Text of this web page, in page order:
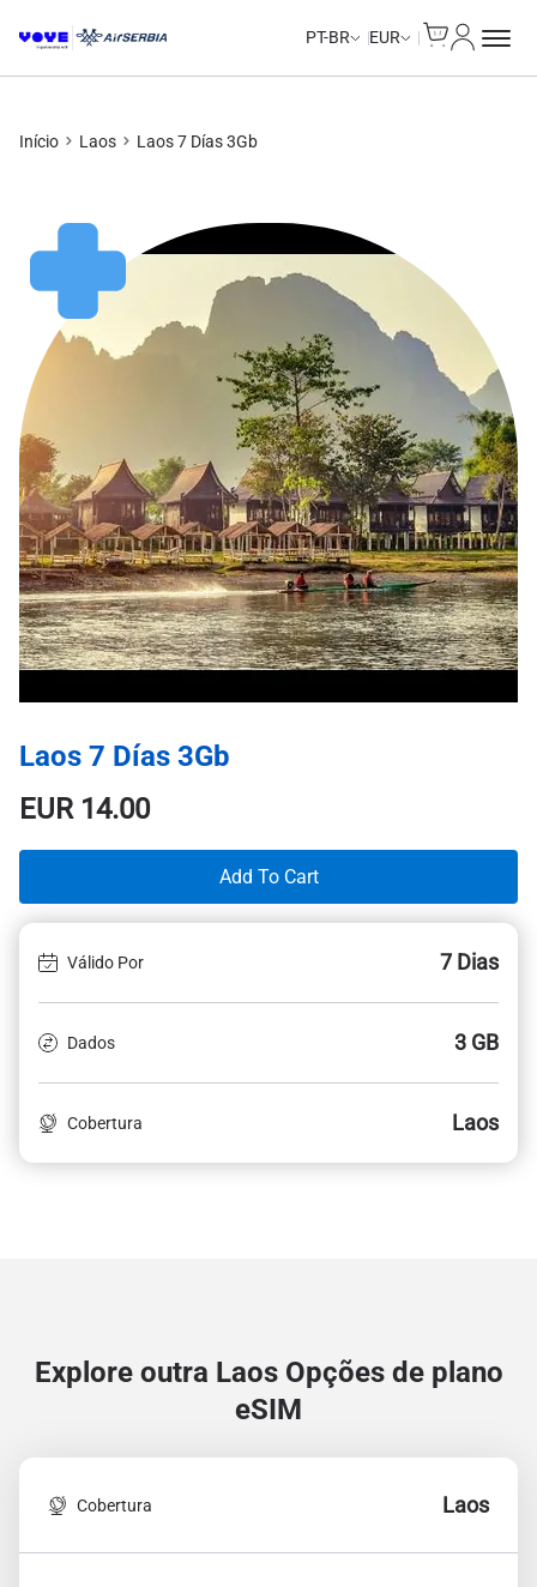
PT-BR EUR
Início Laos Laos 7 Días 3Gb
Laos 7 Días 3Gb
EUR14.00
Add To Cart
Válido Por 7 Dias
Dados 3 GB
Cobertura Laos
Explore outra Laos Opções de plano
eSIM
Cobertura Laos